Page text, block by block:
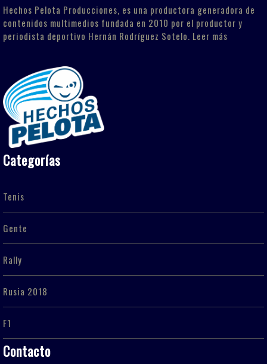
Hechos Pelota Producciones, es una productora generadora de
contenidos multimedios fundada en 2010 por el productor y
periodista deportivo Hernán Rodríguez Sotelo. Leer más
Categorías
Tenis
Gente
Rally
Rusia 2018
F1
Contacto